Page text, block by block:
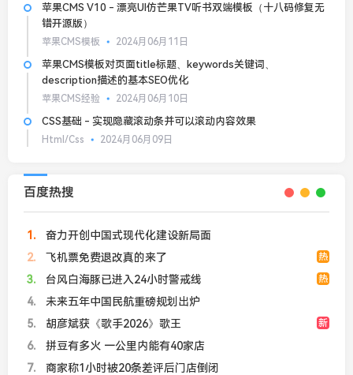
苹果CMS V10 - 漂亮UI仿芒果TV听书双端模板（十八码修复无
错开源版）
苹果CMS模板 2024月06月11日
苹果CMS模板对页面title标题、keywords关键词、
description描述的基本SEO优化
苹果CMS经验 2024月06月10日
CSS基础 - 实现隐藏滚动条并可以滚动内容效果
Html/Css 2024月06月09日
百度热搜
1
奋力开创中国式现代化建设新局面
2
热
飞机票免费退改真的来了
3
热
台风白海豚已进入24小时警戒线
4
未来五年中国民航重磅规划出炉
5
新
胡彦斌获《歌手2026》歌王
6
拼豆有多火 一公里内能有40家店
7
商家称1小时被20条差评后门店倒闭